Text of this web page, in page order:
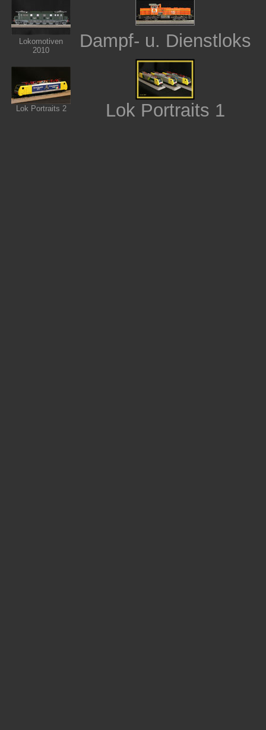
Lokomotiven
2010
Dampf- u. Dienstloks
Lok Portraits 2 Lok Portraits 1